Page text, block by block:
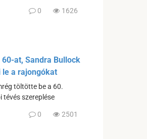
0 1626
at, Sandra Bullock
le a rajongókat
töltötte be a 60.
tévés szereplése
0 2501